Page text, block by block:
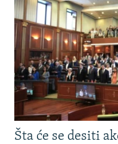
Šta će se desiti